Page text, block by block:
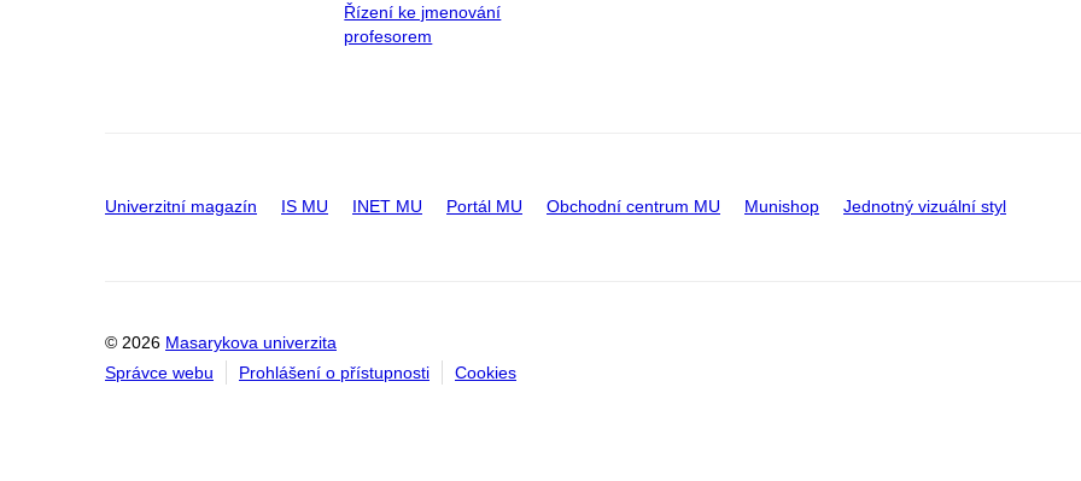
Řízení ke jmenování
profesorem
Univerzitní magazín IS MU INET MU Portál MU Obchodní centrum MU Munishop Jednotný vizuální styl
© 2026 Masarykova univerzita
Správce webu
Prohlášení o přístupnosti Cookies